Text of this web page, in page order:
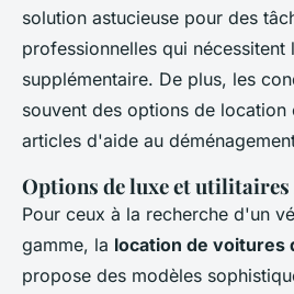
solution astucieuse pour des
professionnelles qui
supplémentaire. De plus, les
souvent des options de location
articles d'aide au
Options de luxe et utilitaires
Pour ceux à la recherche d'un
gamme, la location de voitures
propose des modèles